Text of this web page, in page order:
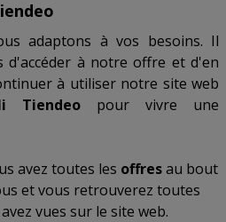
adaptons à vos besoins. Il
d'accéder à notre offre et d'en
à utiliser notre site web
Tiendeo pour vivre une
avez toutes les offresau bout
et vous retrouverez toutes
vues sur le site web.